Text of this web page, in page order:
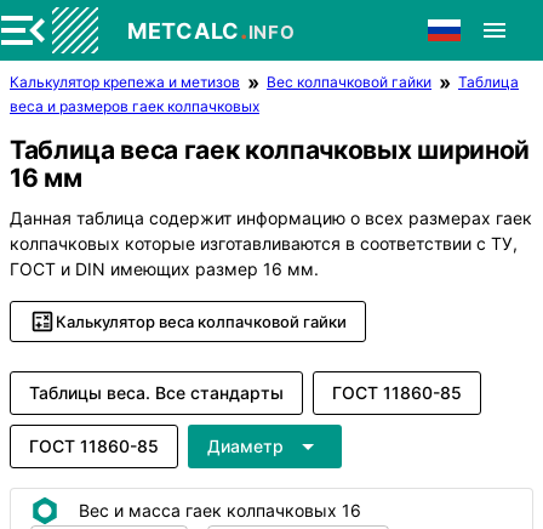
METCALC.INFO
Калькулятор крепежа и метизов Вес колпачковой гайки
Таблица
веса и размеров гаек колпачковых
Таблица веса гаек колпачковых шириной
16 мм
Данная таблица содержит информацию о всех размерах гаек
колпачковых которые изготавливаются в соответствии с ТУ,
ГОСТ и DIN имеющих размер 16 мм.
Калькулятор веса колпачковой гайки
Таблицы веса. Все стандарты ГОСТ 11860-85
ГОСТ 11860-85 Диаметр
Вес и масса гаек колпачковых 16